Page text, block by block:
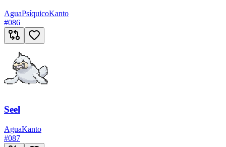
AguaPsíquicoKanto
#086
Seel
AguaKanto
#087